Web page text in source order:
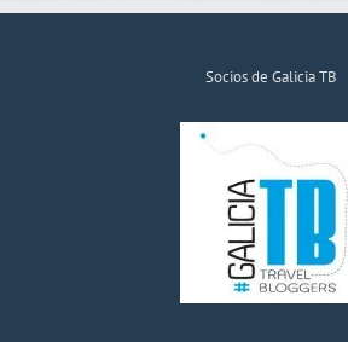
Socios de Galicia TB